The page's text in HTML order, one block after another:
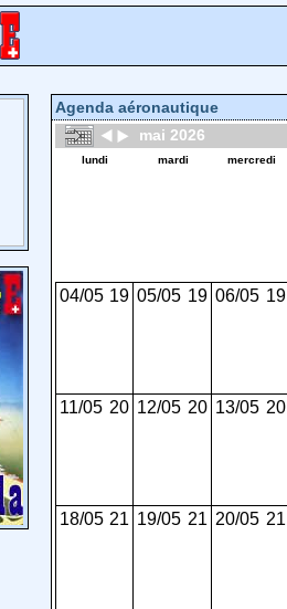
Agenda aéronautique
mai 2026
lundi mardi mercredi
04/05 19 05/05 19 06/05 19
11/05 20 12/05 20 13/05 20
18/05 21 19/05 21 20/05 21